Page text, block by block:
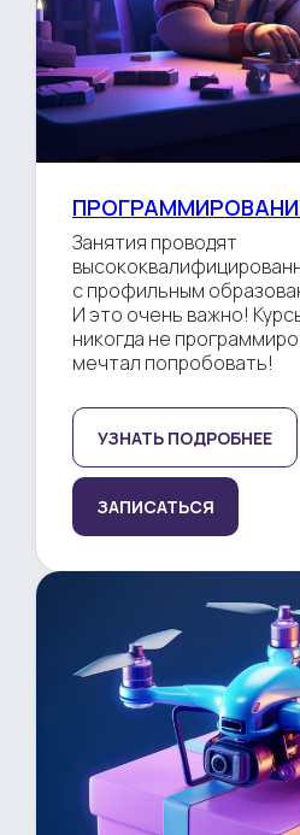
Занятия проводят
с профильным
И это очень важно!
никогда не
мечтал попробовать!
УЗНАТЬ ПОДРОБНЕЕ
ЗАПИСАТЬСЯ